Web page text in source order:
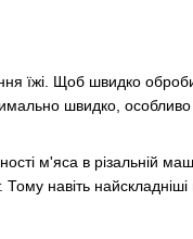
їжі. Щоб швидко
швидко,
м'яса в різальній
навіть найскладніші